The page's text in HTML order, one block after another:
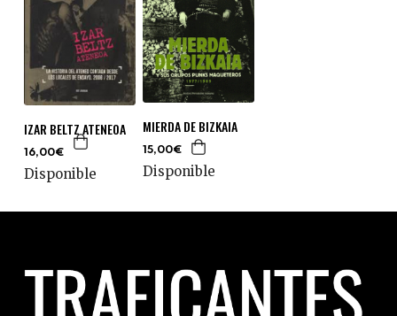
IZAR BELTZ ATENEOA
16,00€
Disponible
MIERDA DE BIZKAIA
15,00€
Disponible